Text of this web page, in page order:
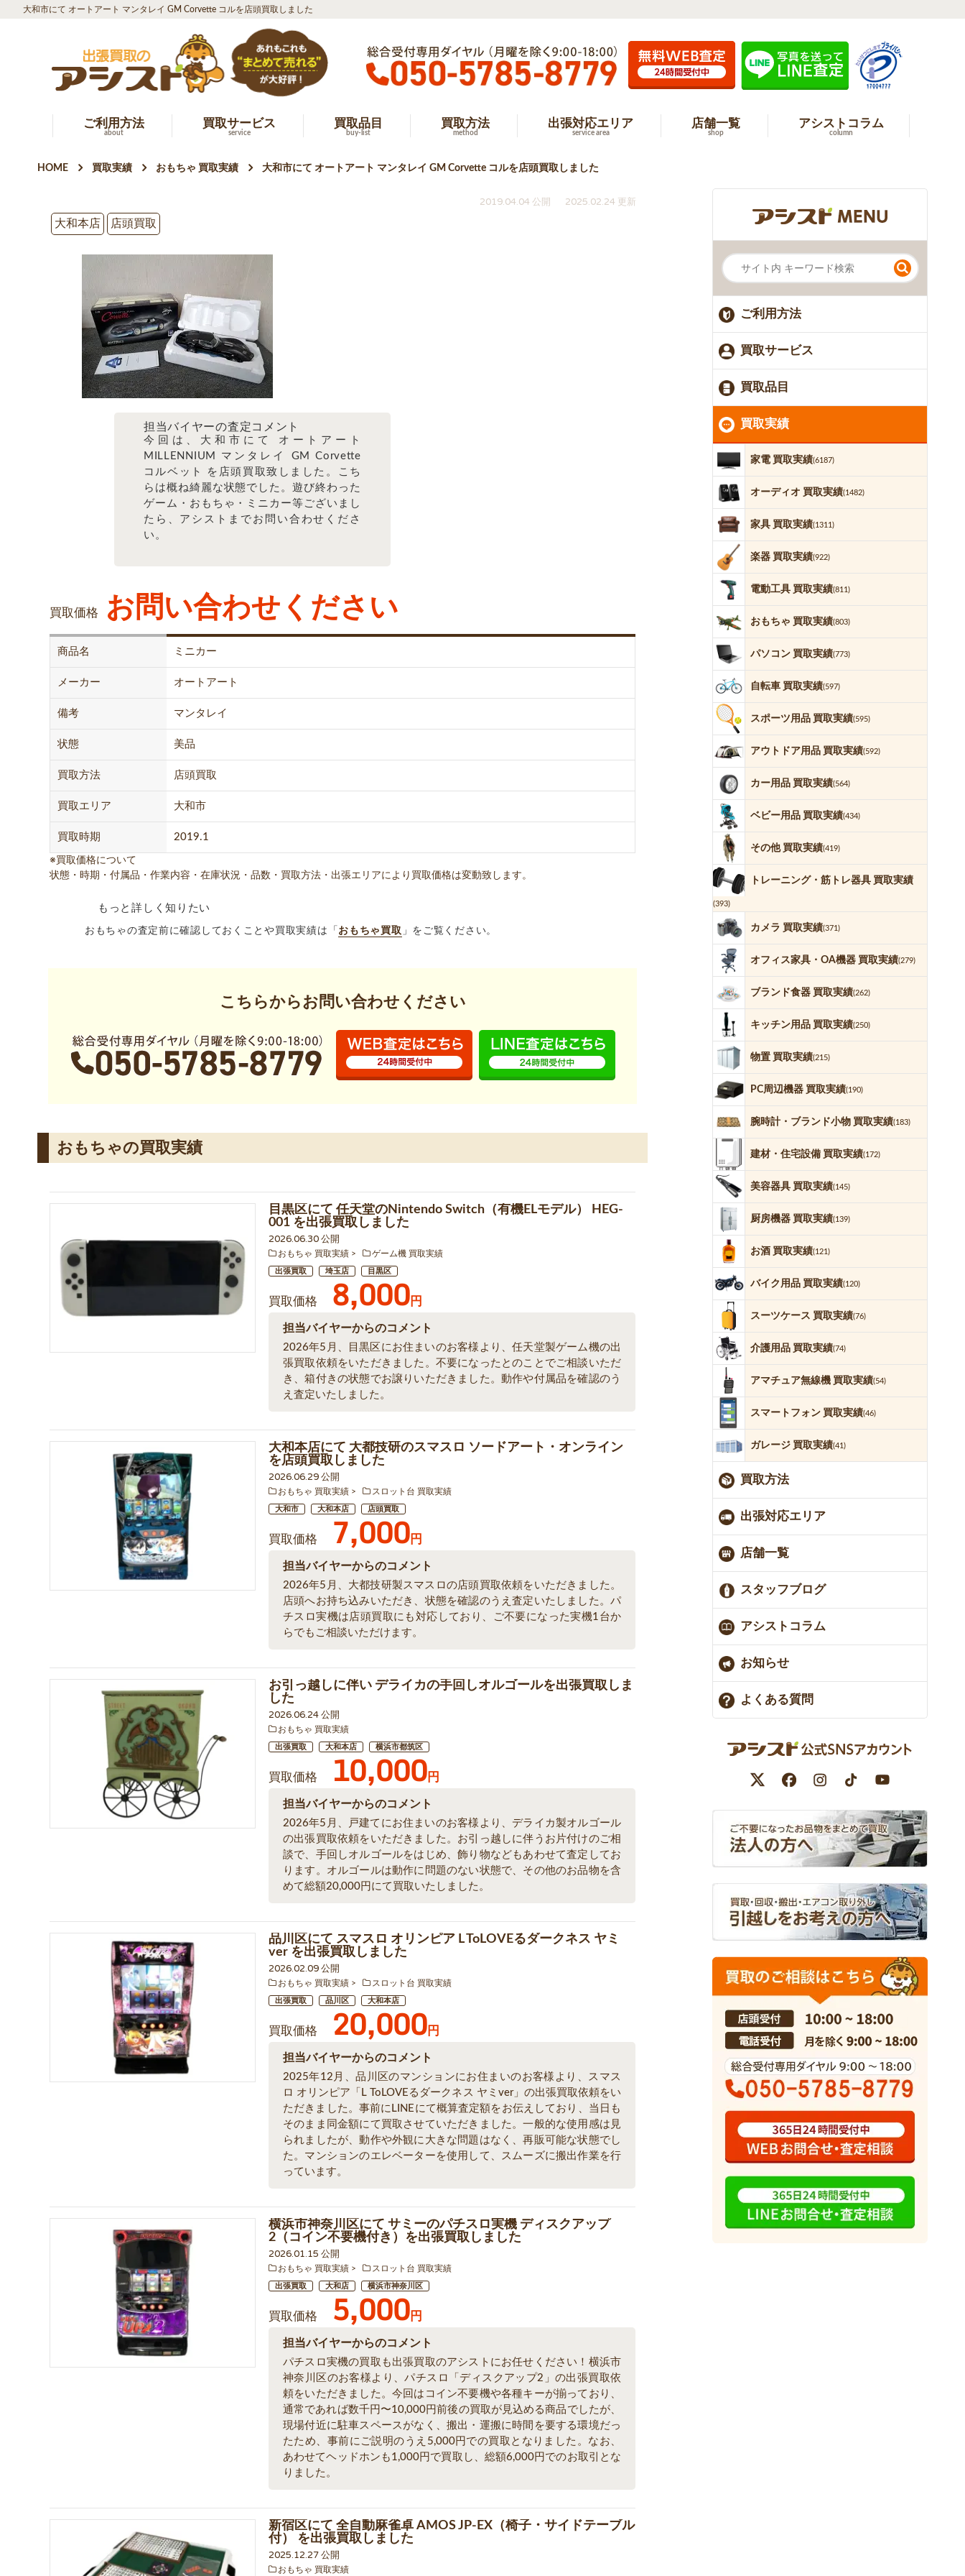
大和市にて オートアート マンタレイ GM Corvette コルを店頭買取しました
ご利用方法
about
買取サービス
service
買取品目
buy-list
買取方法
method
出張対応エリア
service area
店舗一覧
shop
アシストコラム
column
HOME 買取実績 おもちゃ 買取実績 大和市にて オートアート マンタレイ GM Corvette コルを店頭買取しました
2019.04.04 公開
2025.02.24 更新
大和本店
店頭買取
担当バイヤーの査定コメント
今回は、大和市にて オートアート
MILLENNIUM マンタレイ GM Corvette
コルベット を店頭買取致しました。こち
らは概ね綺麗な状態でした。遊び終わった
ゲーム・おもちゃ・ミニカー等ございまし
たら、アシストまでお問い合わせくださ
い。
買取価格 お問い合わせください
商品名 ミニカー
メーカー オートアート
備考 マンタレイ
状態 美品
買取方法 店頭買取
買取エリア 大和市
買取時期 2019.1
※買取価格について
状態・時期・付属品・作業内容・在庫状況・品数・買取方法・出張エリアにより買取価格は変動致します。
もっと詳しく知りたい
おもちゃの査定前に確認しておくことや買取実績は「 おもちゃ買取 」をご覧ください。
こちらからお問い合わせください
おもちゃの買取実績
目黒区にて 任天堂のNintendo Switch（有機ELモデル） HEG-
001 を出張買取しました
2026.06.30 公開
おもちゃ 買取実績 ゲーム機 買取実績
出張買取 埼玉店 目黒区
買取価格 8,000円
担当バイヤーからのコメント
2026年5月、目黒区にお住まいのお客様より、任天堂製ゲーム機の出
張買取依頼をいただきました。不要になったとのことでご相談いただ
き、箱付きの状態でお譲りいただきました。動作や付属品を確認のう
え査定いたしました。
大和本店にて 大都技研のスマスロ ソードアート・オンライン
を店頭買取しました
2026.06.29 公開
おもちゃ 買取実績 スロット台 買取実績
大和市 大和本店 店頭買取
買取価格 7,000円
担当バイヤーからのコメント
2026年5月、大都技研製スマスロの店頭買取依頼をいただきました。
店頭へお持ち込みいただき、状態を確認のうえ査定いたしました。パ
チスロ実機は店頭買取にも対応しており、ご不要になった実機1台か
らでもご相談いただけます。
お引っ越しに伴い デライカの手回しオルゴールを出張買取しま
した
2026.06.24 公開
おもちゃ 買取実績
出張買取 大和本店 横浜市都筑区
買取価格 10,000円
担当バイヤーからのコメント
2026年5月、戸建てにお住まいのお客様より、デライカ製オルゴール
の出張買取依頼をいただきました。お引っ越しに伴うお片付けのご相
談で、手回しオルゴールをはじめ、飾り物などもあわせて査定してお
ります。オルゴールは動作に問題のない状態で、その他のお品物を含
めて総額20,000円にて買取いたしました。
品川区にて スマスロ オリンピア L ToLOVEるダークネス ヤミ
ver を出張買取しました
2026.02.09 公開
おもちゃ 買取実績 スロット台 買取実績
出張買取 品川区 大和本店
買取価格 20,000円
担当バイヤーからのコメント
2025年12月、品川区のマンションにお住まいのお客様より、スマス
ロ オリンピア「L ToLOVEるダークネス ヤミver」の出張買取依頼をい
ただきました。事前にLINEにて概算査定額をお伝えしており、当日も
そのまま同金額にて買取させていただきました。一般的な使用感は見
られましたが、動作や外観に大きな問題はなく、再販可能な状態でし
た。マンションのエレベーターを使用して、スムーズに搬出作業を行
っています。
横浜市神奈川区にて サミーのパチスロ実機 ディスクアップ
2（コイン不要機付き）を出張買取しました
2026.01.15 公開
おもちゃ 買取実績 スロット台 買取実績
出張買取 大和店 横浜市神奈川区
買取価格 5,000円
担当バイヤーからのコメント
パチスロ実機の買取も出張買取のアシストにお任せください！横浜市
神奈川区のお客様より、パチスロ「ディスクアップ2」の出張買取依
頼をいただきました。今回はコイン不要機や各種キーが揃っており、
通常であれば数千円〜10,000円前後の買取が見込める商品でしたが、
現場付近に駐車スペースがなく、搬出・運搬に時間を要する環境だっ
たため、事前にご説明のうえ5,000円での買取となりました。なお、
あわせてヘッドホンも1,000円で買取し、総額6,000円でのお取引とな
りました。
新宿区にて 全自動麻雀卓 AMOS JP-EX（椅子・サイドテーブル
付） を出張買取しました
2025.12.27 公開
おもちゃ 買取実績
ご利用方法
買取サービス
買取品目
買取実績
家電 買取実績(6187)
オーディオ 買取実績(1482)
家具 買取実績(1311)
楽器 買取実績(922)
電動工具 買取実績(811)
おもちゃ 買取実績(803)
パソコン 買取実績(773)
自転車 買取実績(597)
スポーツ用品 買取実績(595)
アウトドア用品 買取実績(592)
カー用品 買取実績(564)
ベビー用品 買取実績(434)
その他 買取実績(419)
トレーニング・筋トレ器具 買取実績
(393)
カメラ 買取実績(371)
オフィス家具・OA機器 買取実績(279)
ブランド食器 買取実績(262)
キッチン用品 買取実績(250)
物置 買取実績(215)
PC周辺機器 買取実績(190)
腕時計・ブランド小物 買取実績(183)
建材・住宅設備 買取実績(172)
美容器具 買取実績(145)
厨房機器 買取実績(139)
お酒 買取実績(121)
バイク用品 買取実績(120)
スーツケース 買取実績(76)
介護用品 買取実績(74)
アマチュア無線機 買取実績(54)
スマートフォン 買取実績(46)
ガレージ 買取実績(41)
買取方法
出張対応エリア
店舗一覧
スタッフブログ
アシストコラム
お知らせ
よくある質問